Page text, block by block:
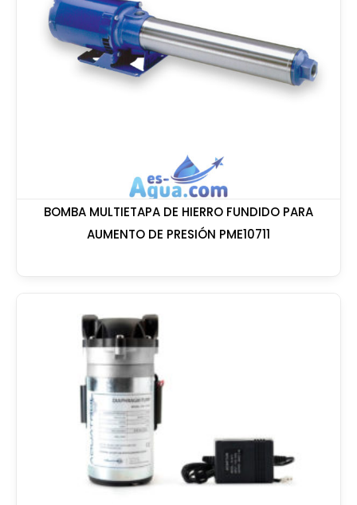
BOMBA MULTIETAPA DE HIERRO FUNDIDO PARA
AUMENTO DE PRESIÓN PME10711